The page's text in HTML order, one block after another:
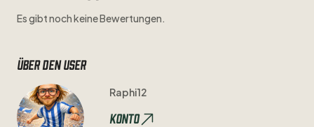
Es gibt noch keine Bewertungen.
Über den user
Raphi12
Konto